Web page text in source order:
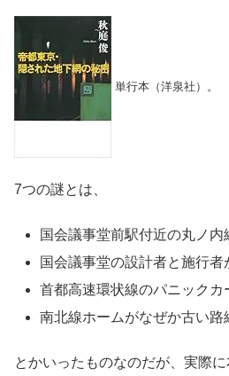
単行本（洋泉社）。
7つの謎とは、
国会議事堂前駅付近の丸ノ
国会議事堂の設計者と施行者
首都高速環状線のパニックカ
南北線ホームがなぜか古い路
とかいったものなのだが、実際